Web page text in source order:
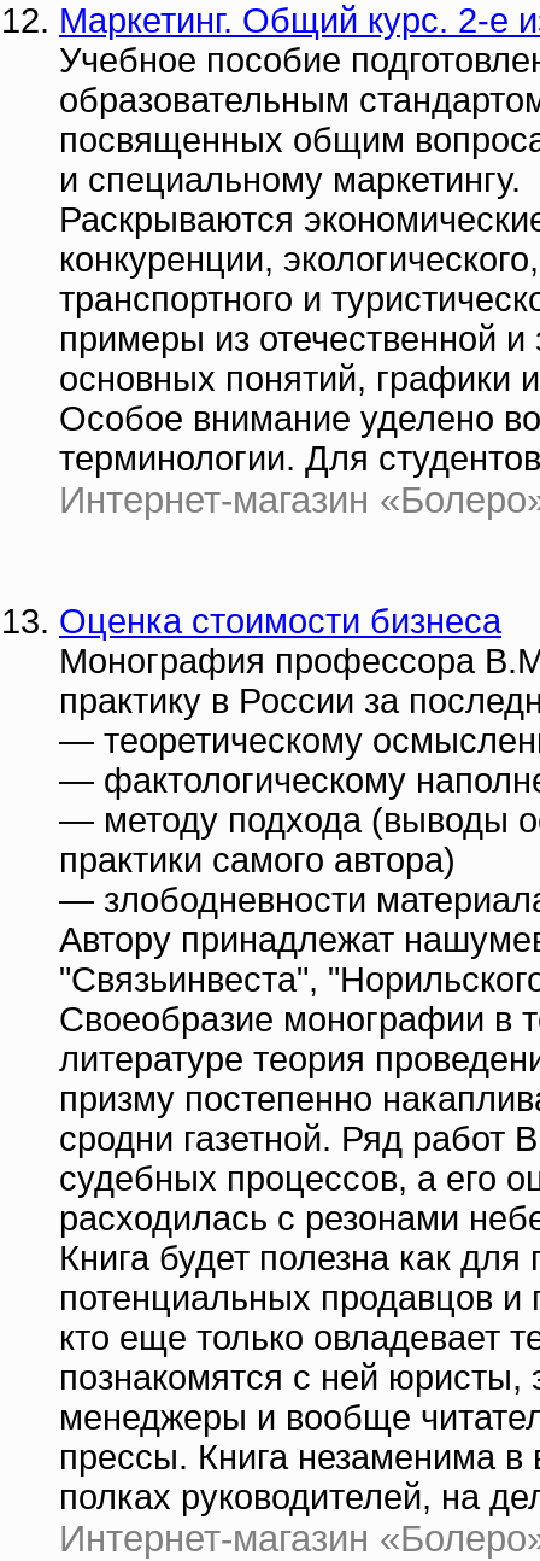
Маркетинг. Общий курс. 2-е
Учебное пособие
образовательным
посвященных общим
и специальному маркетингу.
Раскрываются
конкуренции,
транспортного и
примеры из отечественной
основных понятий, графики
Особое внимание уделено
терминологии. Для
Интернет-магазин
Оценка стоимости бизнеса
Монография профессора
практику в России за
— теоретическому
— фактологическому
— методу подхода (выводы
практики самого автора)
— злободневности
Автору принадлежат
"Связьинвеста",
Своеобразие монографии в
литературе теория
призму постепенно
сродни газетной. Ряд работ
судебных процессов, а его
расходилась с резонами
Книга будет полезна как
потенциальных продавцов и
кто еще только овладевает
познакомятся с ней
менеджеры и вообще
прессы. Книга незаменима в
полках руководителей, на
Интернет-магазин